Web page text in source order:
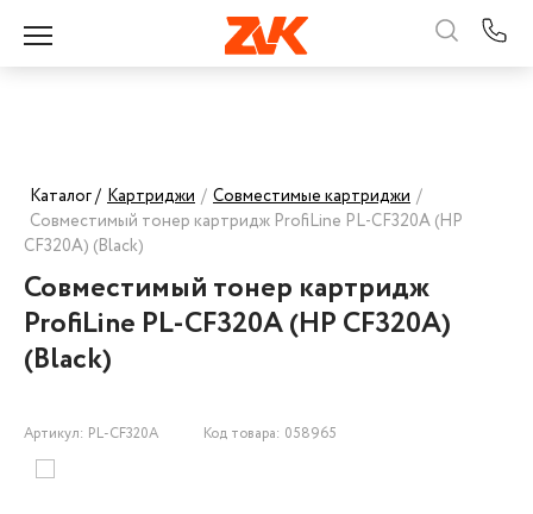
Каталог / Картриджи / Совместимые картриджи /
Совместимый тонер картридж ProfiLine PL-CF320A (HP
CF320A) (Black)
Совместимый тонер картридж
ProfiLine PL-CF320A (HP CF320A)
(Black)
Артикул: PL-CF320A Код товара: 058965